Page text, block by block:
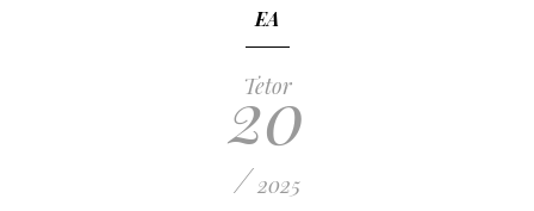
EA
Tetor
20
/ 2025